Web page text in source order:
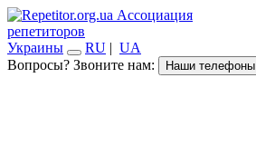
Ассоциация
репетиторов
Украины
RU | UA
Вопросы? Звоните нам:
Наши телефоны